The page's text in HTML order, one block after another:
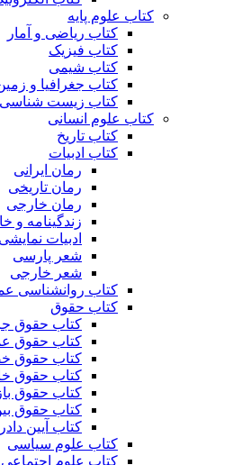
کتاب علوم پایه
کتاب ریاضی و آمار
کتاب فیزیک
کتاب شیمی
کتاب جغرافیا و
کتاب زیست شناسی
کتاب علوم انسانی
کتاب تاریخ
کتاب ادبیات
رمان ایرانی
رمان تاریخی
رمان خارجی
زندگینامه و
ادبیات نمایشی
شعر پارسی
شعر خارجی
کتاب روانشناسی
کتاب حقوق
کتاب حقوق
کتاب حقوق
کتاب حقوق
کتاب حقوق
کتاب حقوق
کتاب حقوق
کتاب آیین
کتاب علوم سیاسی
کتاب علوم اجتماعی